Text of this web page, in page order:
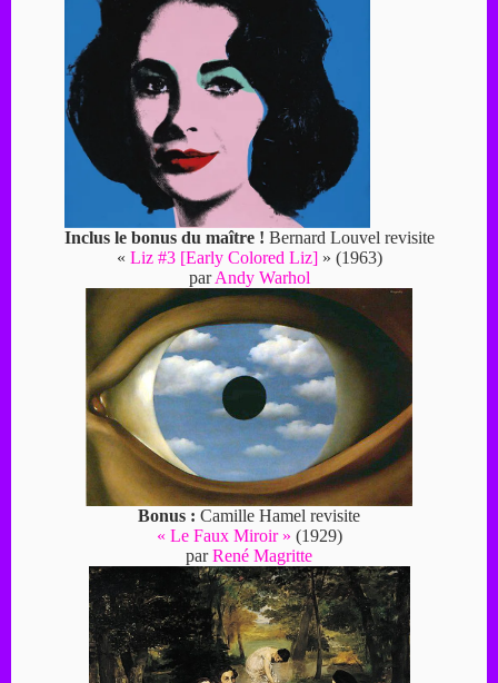
Inclus le bonus du maître ! Bernard Louvel revisite
« Liz #3 [Early Colored Liz]» (1963)
parAndy Warhol
Bonus : Camille Hamel revisite
« Le Faux Miroir » (1929)
parRené Magritte